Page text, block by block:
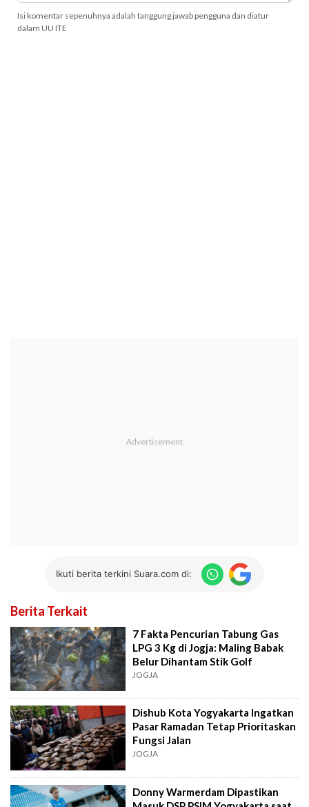
Isi komentar sepenuhnya adalah tanggung jawab pengguna dan diatur
dalam UU ITE
Ikuti berita terkini Suara.com di:
Berita Terkait
7 Fakta Pencurian Tabung Gas
LPG 3 Kg di Jogja: Maling Babak
Belur Dihantam Stik Golf
JOGJA
Dishub Kota Yogyakarta Ingatkan
Pasar Ramadan Tetap Prioritaskan
Fungsi Jalan
JOGJA
Donny Warmerdam Dipastikan